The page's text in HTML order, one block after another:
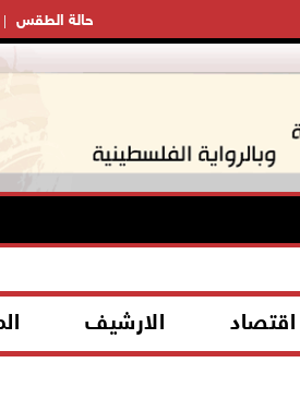
حالة الطقس
اقتصاد الارشيف